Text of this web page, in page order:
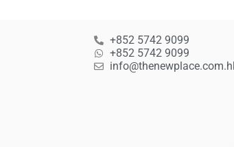
+852 5742 9099
+852 5742 9099